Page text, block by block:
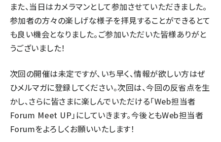
また、当日はカメラマンとして参加させていただきました。
参加者の方々の楽しげな様子を拝見することができるとて
も良い機会となりました。ご参加いただいた皆様ありがと
うございました！
次回の開催は未定ですが、いち早く、情報が欲しい方はぜ
ひメルマガに登録してください。次回は、今回の反省点を生
かし、さらに皆さまに楽しんでいただける「Web担当者
Forum Meet UP」にしていきます。今後ともWeb担当者
Forumをよろしくお願いいたします！